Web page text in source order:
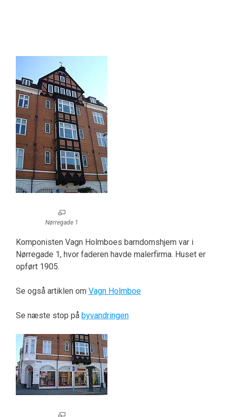
Nørregade 1
Komponisten Vagn Holmboes barndomshjem var i
Nørregade 1, hvor faderen havde malerfirma. Huset er
opført 1905.
Se også artiklen om Vagn Holmboe
Se næste stop på byvandringen